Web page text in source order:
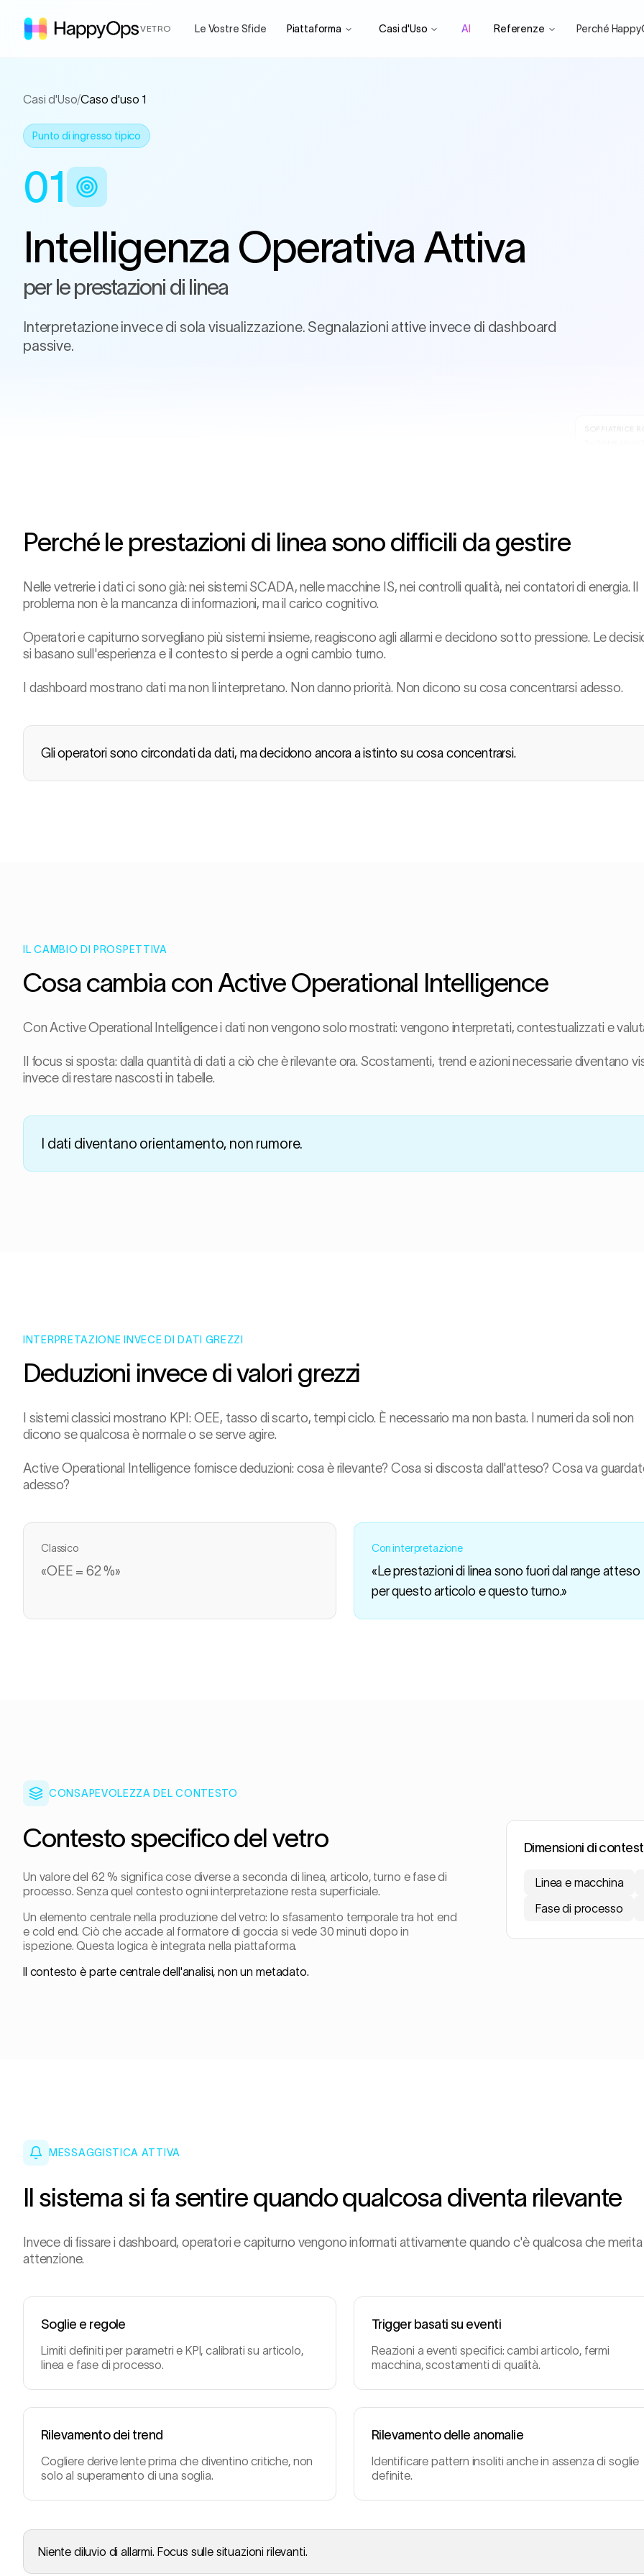
VETRO Le Vostre Sfide Piattaforma Casi d'Uso AI Referenze Perché
Casi d'Uso/Caso d'uso 1
Punto di ingresso tipico
01
Intelligenza Operativa Attiva
per le prestazioni di linea
Interpretazione invece di sola visualizzazione. Segnalazioni attive invece di dashboard
passive.
SOFFIATRICE
Allarmi attivi · 2
Proiezione OEE
Perché le prestazioni di linea sono difficili da gestire
Nelle vetrerie i dati ci sono già: nei sistemi SCADA, nelle macchine IS, nei controlli qualità, nei contatori di energia. Il
problema non è la mancanza di informazioni, ma il carico cognitivo.
Operatori e capiturno sorvegliano più sistemi insieme, reagiscono agli allarmi e decidono sotto pressione. Le
si basano sull'esperienza e il contesto si perde a ogni cambio turno.
I dashboard mostrano dati ma non li interpretano. Non danno priorità. Non dicono su cosa concentrarsi adesso.
Gli operatori sono circondati da dati, ma decidono ancora a istinto su cosa concentrarsi.
IL CAMBIO DI PROSPETTIVA
Cosa cambia con Active Operational Intelligence
Con Active Operational Intelligence i dati non vengono solo mostrati: vengono interpretati, contestualizzati e
Il focus si sposta: dalla quantità di dati a ciò che è rilevante ora. Scostamenti, trend e azioni necessarie diventano
invece di restare nascosti in tabelle.
I dati diventano orientamento, non rumore.
INTERPRETAZIONE INVECE DI DATI GREZZI
Deduzioni invece di valori grezzi
I sistemi classici mostrano KPI: OEE, tasso di scarto, tempi ciclo. È necessario ma non basta. I numeri da soli non
dicono se qualcosa è normale o se serve agire.
Active Operational Intelligence fornisce deduzioni: cosa è rilevante? Cosa si discosta dall'atteso? Cosa va
adesso?
Classico
«OEE = 62 %»
Con interpretazione
«Le prestazioni di linea sono fuori dal range atteso
per questo articolo e questo turno.»
CONSAPEVOLEZZA DEL CONTESTO
Contesto specifico del vetro
Un valore del 62 % significa cose diverse a seconda di linea, articolo, turno e fase di
processo. Senza quel contesto ogni interpretazione resta superficiale.
Un elemento centrale nella produzione del vetro: lo sfasamento temporale tra hot end
e cold end. Ciò che accade al formatore di goccia si vede 30 minuti dopo in
ispezione. Questa logica è integrata nella piattaforma.
Il contesto è parte centrale dell'analisi, non un metadato.
Dimensioni di
Linea e macchina
Fase di processo
MESSAGGISTICA ATTIVA
Il sistema si fa sentire quando qualcosa diventa rilevante
Invece di fissare i dashboard, operatori e capiturno vengono informati attivamente quando c'è qualcosa che merita
attenzione.
Soglie e regole
Limiti definiti per parametri e KPI, calibrati su articolo,
linea e fase di processo.
Trigger basati su eventi
Reazioni a eventi specifici: cambi articolo, fermi
macchina, scostamenti di qualità.
Rilevamento dei trend
Cogliere derive lente prima che diventino critiche, non
solo al superamento di una soglia.
Rilevamento delle anomalie
Identificare pattern insoliti anche in assenza di soglie
definite.
Niente diluvio di allarmi. Focus sulle situazioni rilevanti.